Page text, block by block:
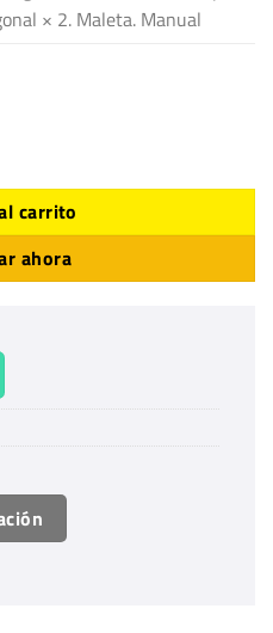
× 2. Maleta. Manual
cantidad
carrito
ahora